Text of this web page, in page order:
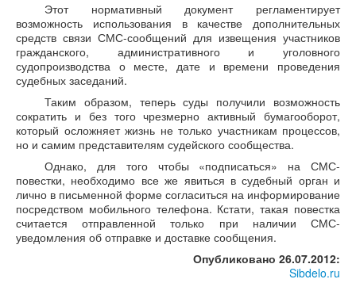
Этот нормативный документ регламентирует
возможность использования в качестве дополнительных
средств связи СМС-сообщений для извещения участников
гражданского, административного и уголовного
судопроизводства о месте, дате и времени проведения
судебных заседаний.
Таким образом, теперь суды получили возможность
сократить и без того чрезмерно активный бумагооборот,
который осложняет жизнь не только участникам процессов,
но и самим представителям судейского сообщества.
Однако, для того чтобы «подписаться» на СМС-
повестки, необходимо все же явиться в судебный орган и
лично в письменной форме согласиться на информирование
посредством мобильного телефона. Кстати, такая повестка
считается отправленной только при наличии СМС-
уведомления об отправке и доставке сообщения.
Опубликовано 26.07.2012:
Sibdelo.ru